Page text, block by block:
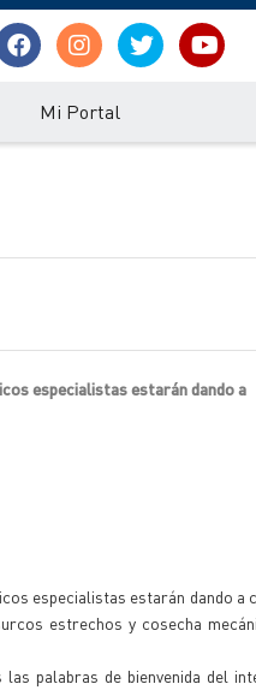
Mi Portal
especialistas estarán dando a
especialistas estarán dando a
estrechos y cosecha
palabras de bienvenida del